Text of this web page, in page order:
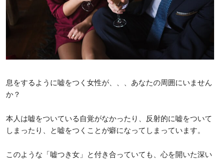
息をするように嘘をつく女性が、、、あなたの周囲にいません
か？
本人は嘘をついている自覚がなかったり、反射的に嘘をついて
しまったり、と嘘をつくことが癖になってしまっています。
このような「嘘つき女」と付き合っていても、心を開いた深い